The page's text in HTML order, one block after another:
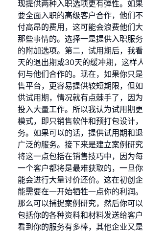
现提供两种入职选项更有弹性。如
要全面入职的高级客户合作，他们
付高昂的费用，这可能会浪费他们
那些事情的。选择一是提供入职服
的附加选项。第二，试用期后，我
天的退出期或30天的缓冲期，这样
何与他们合作的。现在，如果你只
售平台，更容易提供较短期限，但
供试用期，情况就有点棘手了，因
投入大量工作。所以我认为试用期
模式，即只销售软件和预打包设计
务。如果可以的话，提供试用期和
广泛的服务。接下来是建立案例研
将这一点包括在销售技巧中，因为
一个客户都将是最难获取的，一旦
能会进行大量讨价还价。这在初创
能需要在一开始牺牲一点你的利润。
那么可以捕捉案例研究，然后你可以
包括你的各种资料和材料发送给客
看到你的服务有多棒，其他企业又是